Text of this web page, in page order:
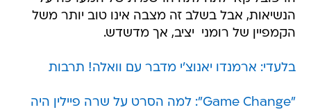
הנשיאות, אבל בשלב זה מצבה אינו טוב יותר משל
הקמפיין של רומני  יציב, אך מדשדש.
בלעדי: ארמנדו יאנוצ'י מדבר עם וואלה! תרבות
"Game Change": למה הסרט על שרה פיילין היה